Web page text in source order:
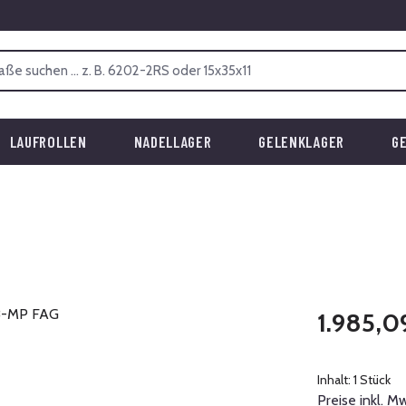
LAUFROLLEN NADELLAGER GELENKLAGER
Regulärer
Inhalt: 1 Stück
Preise inkl.